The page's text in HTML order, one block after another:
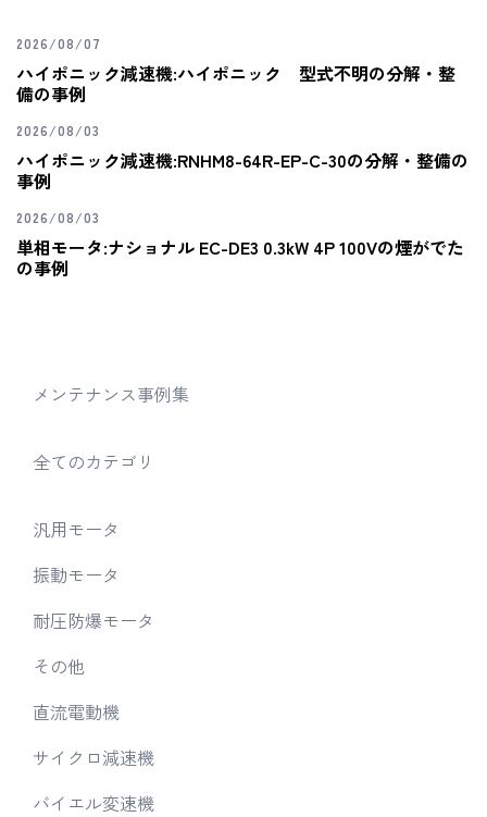
2026/08/07
ハイポニック減速機:ハイポニック 型式不明の分解・整
備の事例
2026/08/03
ハイポニック減速機:RNHM8-64R-EP-C-30の分解・整備の
事例
2026/08/03
単相モータ:ナショナル EC-DE3 0.3kW 4P 100Vの煙がでた
の事例
メンテナンス事例集
全てのカテゴリ
汎用モータ
振動モータ
耐圧防爆モータ
その他
直流電動機
サイクロ減速機
バイエル変速機